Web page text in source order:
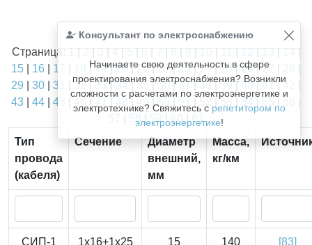
Консультант по электроснабжению
Начинаете свою деятельность в сфере
проектирования электроснабжения? Возникли
сложности с расчетами по электроэнергетике и
электротехнике? Свяжитесь с репетитором по
электроэнергетике!
Найдено1811из1811записей.
Страница: 1 | 2 | 3 | 4 | 5 | 6 | 7 | 8 | 9 | 10 | 11 | 12 | 13 | 14 |
15
16 17 |19|20|21|22|23|24|25 |26|27
29
30 31 |32|33|34|35 |36|37|38|39| 40|41|42
43
44 45 | 49 |50 |53 54
58|59|60|61
Тип
провода
(кабеля)
Сечение
Диаметр
внешний,
мм
Масса,
кг/км
СИП-1 1x16+1x25 15 140 [83]